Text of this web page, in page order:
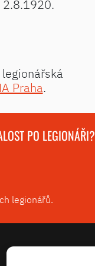
Praha.
PO LEGIONÁŘI?
legionářů.